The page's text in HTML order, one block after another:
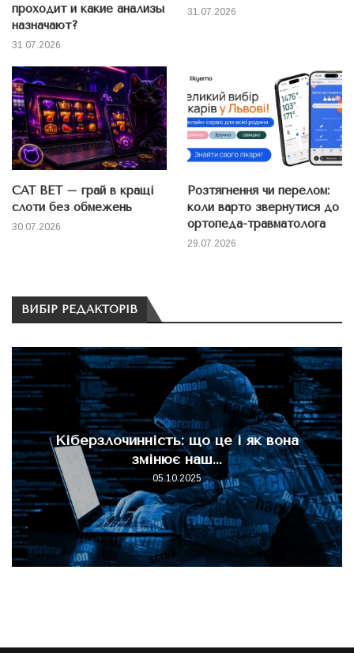
проходит и какие анализы
назначают?
31.07.2026
31.07.2026
CAT BET – грай в кращі
слоти без обмежень
30.07.2026
Розтягнення чи перелом:
коли варто звернутися до
ортопеда-травматолога
29.07.2026
ВИБІР РЕДАКТОРІВ
Кіберзлочинність: що це і як вона
змінює наш...
05.10.2025